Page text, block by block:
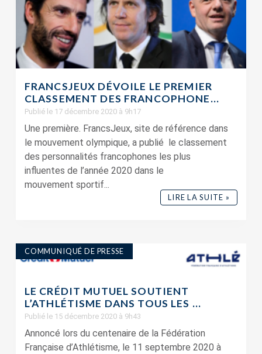
FRANCSJEUX DÉVOILE LE PREMIER
CLASSEMENT DES FRANCOPHONE...
Publié le 17 décembre 2020 à 9h17
Une première. FrancsJeux, site de référence dans
le mouvement olympique, a publié le classement
des personnalités francophones les plus
influentes de l’année 2020 dans le
mouvement sportif...
LIRE LA SUITE »
COMMUNIQUÉ DE PRESSE
LE CRÉDIT MUTUEL SOUTIENT
L’ATHLÉTISME DANS TOUS LES ...
Publié le 15 décembre 2020 à 9h43
Annoncé lors du centenaire de la Fédération
Française d’Athlétisme, le 11 septembre 2020 à